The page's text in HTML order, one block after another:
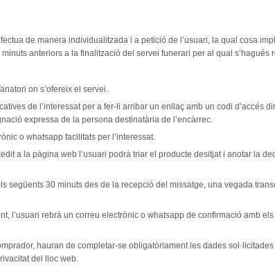
de manera individualitzada i a petició de l’usuari, la qual cosa
anteriors a la finalització del servei funerari per al qual
on s’ofereix el servei.
de l’interessat per a fer-li arribar un enllaç amb un codi d’accés
expressa de la persona destinatària de l’encàrrec.
o whatsapp facilitats per l’interessat.
a la pàgina web l’usuari podrà triar el producte desitjat i anotar la
següents 30 minuts des de la recepció del missatge, una vegada
l’usuari rebrà un correu electrònic o whatsapp de confirmació amb
hauran de completar-se obligatòriament les dades
del lloc web.